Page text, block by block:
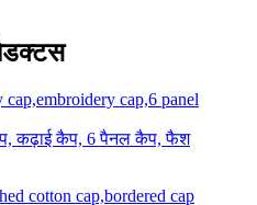
कढ़ाई कैप, 6 पैनल कैप, फैश